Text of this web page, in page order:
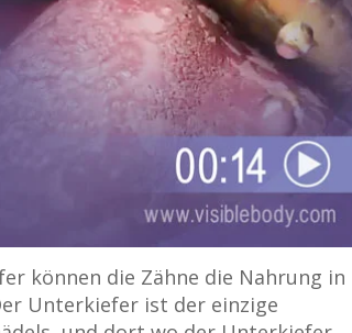
können die Zähne die Nahrung in
Unterkiefer ist der einzige